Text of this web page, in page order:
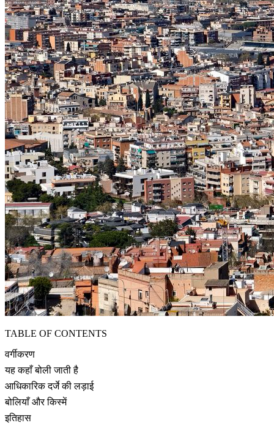
TABLE OF CONTENTS
वर्गीकरण
यह कहाँ बोली जाती है
आधिकारिक दर्जे की लड़ाई
बोलियाँ और किस्में
इतिहास